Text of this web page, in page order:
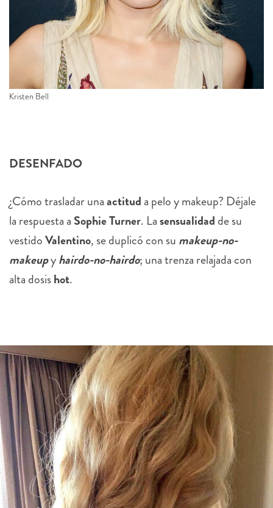
Kristen Bell
DESENFADO
¿Cómo trasladar unaactitud a pelo y makeup? Déjale
la respuesta a Sophie Turner. Lasensualidad de su
vestidoValentino, se duplicó con su makeup-no-
makeupyhairdo-no-hairdo; una trenza relajada con
alta dosishot.